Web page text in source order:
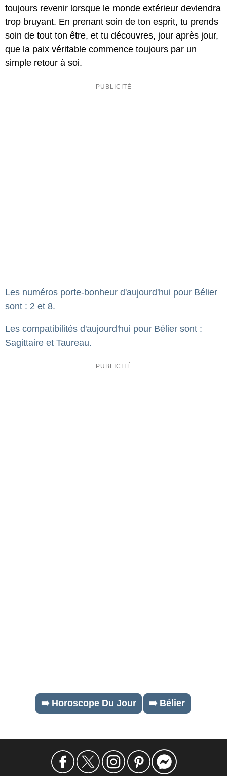
toujours revenir lorsque le monde extérieur deviendra
trop bruyant. En prenant soin de ton esprit, tu prends
soin de tout ton être, et tu découvres, jour après jour,
que la paix véritable commence toujours par un
simple retour à soi.
Les numéros porte-bonheur d'aujourd'hui pour Bélier
sont : 2 et 8.
Les compatibilités d'aujourd'hui pour Bélier sont :
Sagittaire et Taureau.
➡️ Horoscope Du Jour ➡️ Bélier